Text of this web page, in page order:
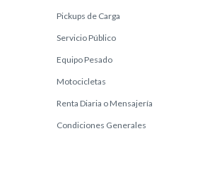
Pickups de Carga
Servicio Público
Equipo Pesado
Motocicletas
Renta Diaria o Mensajería
Condiciones Generales